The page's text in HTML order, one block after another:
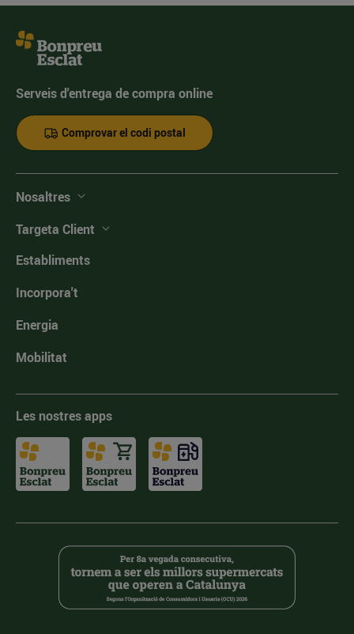
Serveis d'entrega de compra online
Comprovar el codi postal
Nosaltres
Targeta Client
Establiments
Incorpora't
Energia
Mobilitat
Les nostres apps